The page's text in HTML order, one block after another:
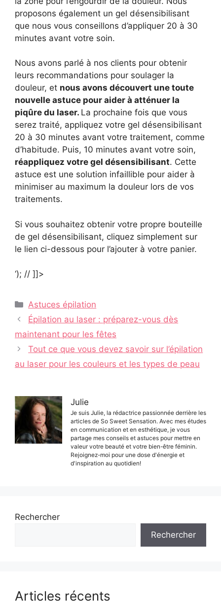
proposons également un gel désensibilisant
que nous vous conseillons d’appliquer 20 à 30
minutes avant votre soin.
Nous avons parlé à nos clients pour obtenir
leurs recommandations pour soulager la
douleur, et nous avons découvert une toute
nouvelle astuce pour aider à atténuer la
piqûre du laser. La prochaine fois que vous
serez traité, appliquez votre gel désensibilisant
20 à 30 minutes avant votre traitement, comme
d’habitude. Puis, 10 minutes avant votre soin,
réappliquez votre gel désensibilisant. Cette
astuce est une solution infaillible pour aider à
minimiser au maximum la douleur lors de vos
traitements.
Si vous souhaitez obtenir votre propre bouteille
de gel désensibilisant, cliquez simplement sur
le lien ci-dessous pour l’ajouter à votre panier.
‘); // ]]>
Catégories
Astuces épilation
Navigation
des
Épilation au laser : préparez-vous dès
maintenant pour les fêtes
Tout ce que vous devez savoir sur l’épilation
au laser pour les couleurs et les types de peau
Julie
Je suis Julie, la rédactrice passionnée derrière les
articles de So Sweet Sensation. Avec mes études
en communication et en esthétique, je vous
partage mes conseils et astuces pour mettre en
valeur votre beauté et votre bien-être féminin.
Rejoignez-moi pour une dose d'énergie et
d'inspiration au quotidien!
Rechercher
Rechercher
Articles récents